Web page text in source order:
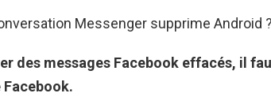
Messenger supprime Android ?
des messages Facebook effacés, il